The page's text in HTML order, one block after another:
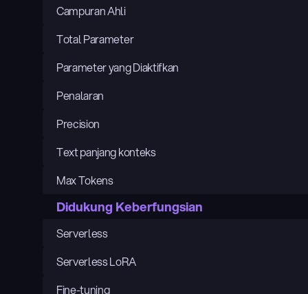
Campuran Ahli
Total Parameter
Parameter yang Diaktifkan
Penalaran
Precision
Text panjang konteks
Max Tokens
Didukung Keberfungsian
Serverless
Serverless LoRA
Fine-tuning